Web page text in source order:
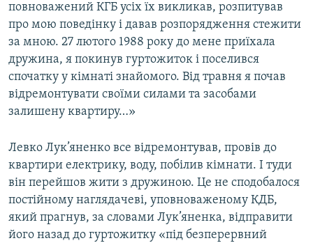
повноважений КГБ усіх їх викликав, розпитував
про мою поведінку і давав розпорядження стежити
за мною. 27 лютого 1988 року до мене приїхала
дружина, я покинув гуртожиток і поселився
спочатку у кімнаті знайомого. Від травня я почав
відремонтувати своїми силами та засобами
залишену квартиру…»
Левко Лук’яненко все відремонтував, провів до
квартири електрику, воду, побілив кімнати. І туди
він перейшов жити з дружиною. Це не сподобалося
постійному наглядачеві, уповноваженому КДБ,
який прагнув, за словами Лук’яненка, відправити
його назад до гуртожитку «під безперервний